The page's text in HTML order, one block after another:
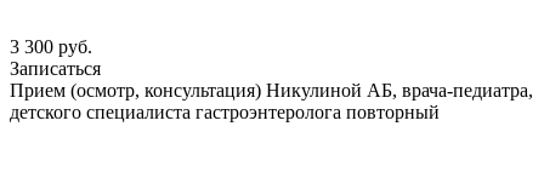
3 300 руб.
Записаться
Прием (осмотр, консультация) Никулиной АБ, врача-педиатра,
детского специалиста гастроэнтеролога повторный